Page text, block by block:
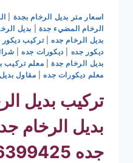
اسعار متر بديل الرخام بجدة
الرخام المضيء جدة
بديل
بديل الرخام جده|تركيب
ديكور جده
ديكورات جده|
بديل الرخام جدة| معلم تركيب
معلم ديكورات جده| مقاول
تركيب بديل
بديل الرخام
جده 0536399425